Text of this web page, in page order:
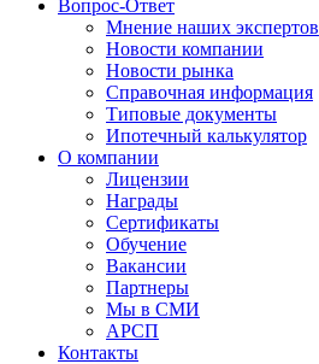
Вопрос-Ответ
Мнение наших экспертов
Новости компании
Новости рынка
Справочная информация
Типовые документы
Ипотечный калькулятор
О компании
Лицензии
Награды
Сертификаты
Обучение
Вакансии
Партнеры
Мы в СМИ
АРСП
Контакты